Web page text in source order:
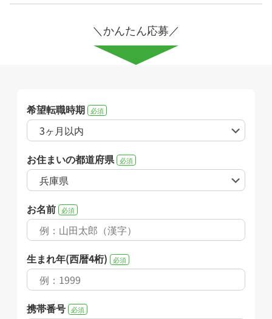
＼かんたん応募／
希望転職時期 必須
お住まいの都道府県 必須
お名前 必須
生まれ年(西暦4桁) 必須
携帯番号 必須